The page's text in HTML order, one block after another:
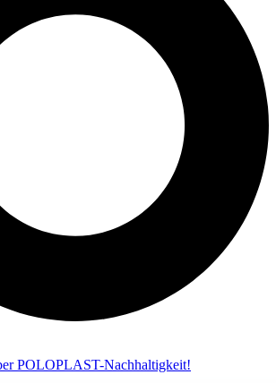
POLOPLAST-Nachhaltigkeit!